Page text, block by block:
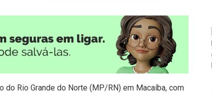
Rio Grande do Norte (MP/RN) em Macaíba, com